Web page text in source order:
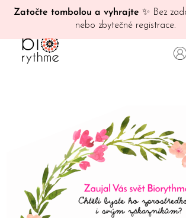
Zatočte tombolou a vyhrajte ✨ Bez
nebo zbytečné registrace.